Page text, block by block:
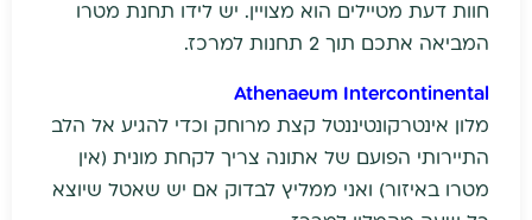
חוות דעת מטיילים הוא מצויין. יש לידו תחנת מטרו
המביאה אתכם תוך 2 תחנות למרכז.
Athenaeum Intercontinental
מלון אינטרקונטיננטל קצת מרוחק וכדי להגיע אל הלב
התיירותי הפועם של אתונה צריך לקחת מונית (אין
מטרו באיזור) ואני ממליץ לבדוק אם יש שאטל שיוצא